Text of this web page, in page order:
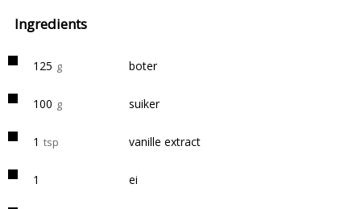
Ingredients
125 g boter
100 g suiker
1 tsp vanille extract
1 ei